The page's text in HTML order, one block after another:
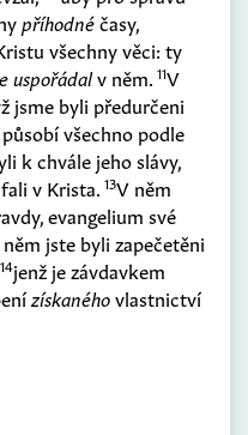
příhodnéčasy,
všechny věci: ty
uspořádalv něm. 11V
jsme byli předurčeni
všechno podle
k chvále jeho slávy,
v Krista. 13V něm
evangelium své
jste byli zapečetěni
14jenž je závdavkem
získanéhovlastnictví